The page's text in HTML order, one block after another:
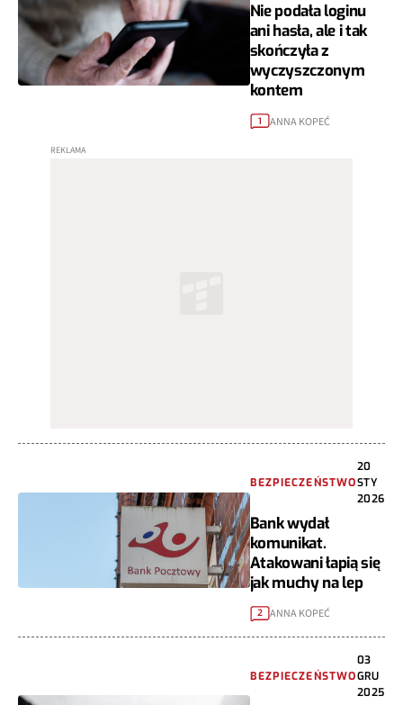
Nie podała loginu
ani hasła, ale i tak
skończyła z
wyczyszczonym
kontem
1 ANNA KOPEĆ
BEZPIECZEŃSTWO
20
STY
2026
Bank wydał
komunikat.
Atakowani łapią się
jak muchy na lep
2 ANNA KOPEĆ
BEZPIECZEŃSTWO
03
GRU
2025